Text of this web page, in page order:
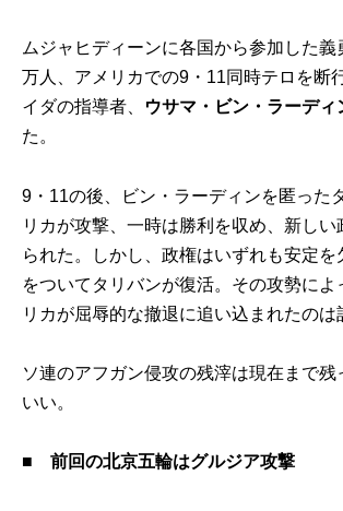
ムジャヒディーンに各国から参加した
万人、アメリカでの9・11同時テロを断
イダの指導者、
ウサマ・ビン・ラーディ
た。
9・11の後、ビン・ラーディンを匿った
リカが攻撃、一時は勝利を収め、新し
られた。しかし、政権はいずれも安定を
をついてタリバンが復活。その攻勢によ
リカが屈辱的な撤退に追い込まれたのは
ソ連のアフガン侵攻の残滓は現在まで残
いい。
■前回の北京五輪はグルジア攻撃